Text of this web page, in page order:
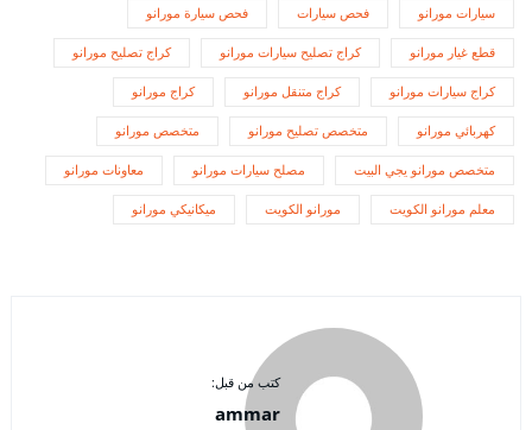
سيارات مورانو فحص سيارات فحص سيارة مورانو
قطع غيار مورانو كراج تصليح سيارات مورانو كراج تصليح مورانو
كراج سيارات مورانو كراج متنقل مورانو كراج مورانو
كهربائي مورانو متخصص تصليح مورانو متخصص مورانو
متخصص مورانو يجي البيت مصلح سيارات مورانو معاونات مورانو
معلم مورانو الكويت مورانو الكويت ميكانيكي مورانو
كتب من قبل:
ammar